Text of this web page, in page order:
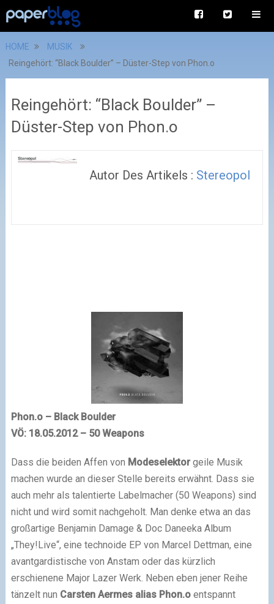
HOME
MUSIK
Reingehört: “Black Boulder” – Düster-Step von Phon.o
Reingehört: “Black Boulder” –
Düster-Step von Phon.o
Autor Des Artikels : Stereopol
Phon.o – Black Boulder
VÖ: 18.05.2012 – 50 Weapons
Dass die beiden Affen von Modeselektorgeile Musik
machen wurde an dieser Stelle bereits erwähnt. Dass sie
auch mehr als talentierte Labelmacher (50 Weapons) sind
nicht und wird somit nachgeholt. Man denke etwa an das
großartige Benjamin Damage & Doc Daneeka Album
„They!Live“, eine technoide EP von Marcel Dettman, eine
avantgardistische von Anstam oder das kürzlich
erschienene Major Lazer Werk. Neben eben jener Reihe
tänzelt nun Carsten Aermes alias Phon.oentspannt